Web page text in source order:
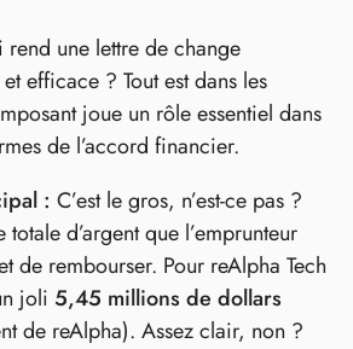
rend une lettre de change
efficace ? Tout est dans les
joue un rôle essentiel dans
de l’accord financier.
: C’est le gros, n’est-ce pas ?
totale d’argent que l’emprunteur
de rembourser. Pour reAlpha Tech
joli 5,45 millions de dollars
de reAlpha). Assez clair, non ?